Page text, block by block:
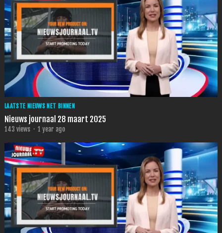
LAATSTE NIEUWS NET BINNEN
Nieuws journaal 28 maart 2025
143 views · 1 year ago